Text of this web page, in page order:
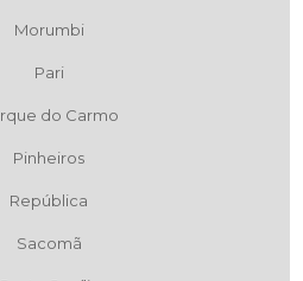
Morumbi
Pari
do Carmo
Pinheiros
República
Sacomã